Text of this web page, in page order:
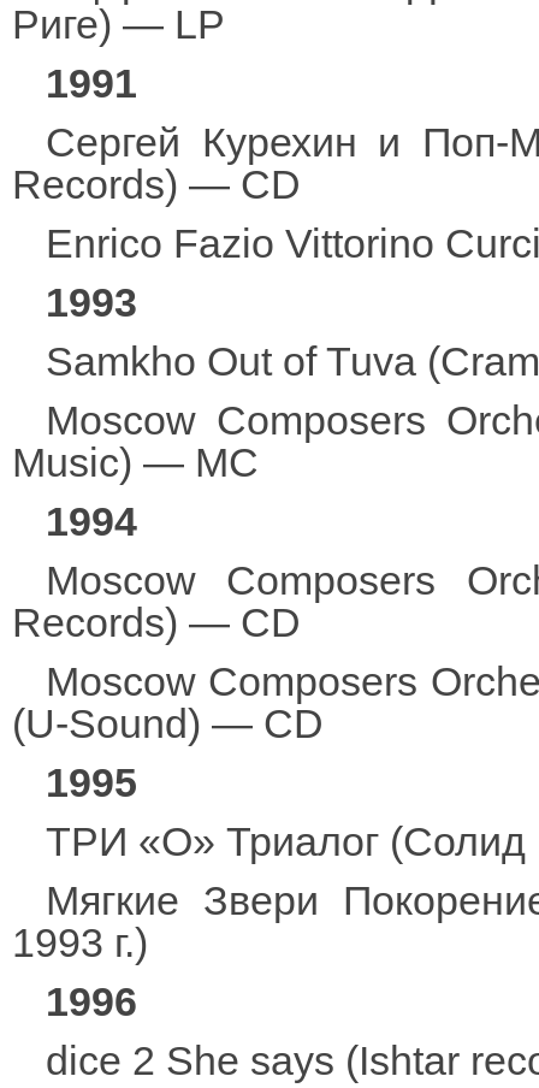
Риге) — LP
1991
Сергей Курехин и Поп-
Records) — CD
Enrico Fazio Vittorino
1993
Samkho Out of Tuva
Moscow Composers
Music) — MC
1994
Moscow Composers
Records) — CD
Moscow Composers
(U-Sound) — CD
1995
ТРИ «О» Триалог
Мягкие Звери
1993 г.)
1996
dice 2 She says (Ishtar